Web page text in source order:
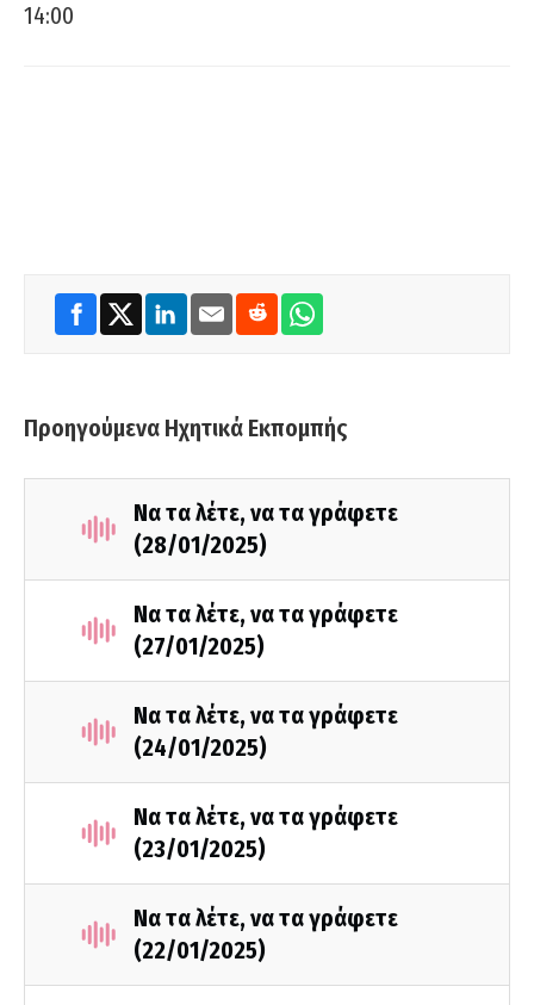
14:00
Προηγούμενα Ηχητικά Εκπομπής
Να τα λέτε, να τα γράφετε
(28/01/2025)
Να τα λέτε, να τα γράφετε
(27/01/2025)
Να τα λέτε, να τα γράφετε
(24/01/2025)
Να τα λέτε, να τα γράφετε
(23/01/2025)
Να τα λέτε, να τα γράφετε
(22/01/2025)